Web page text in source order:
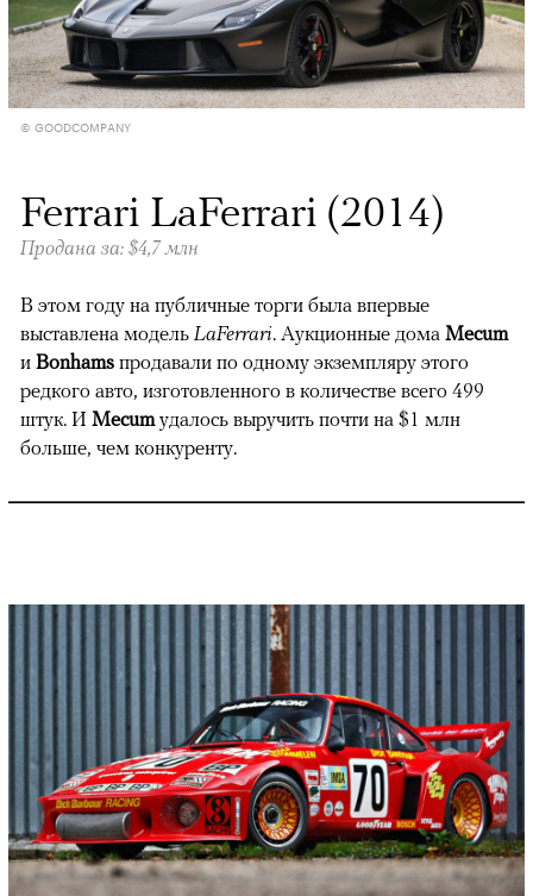
© GOODCOMPANY
Ferrari LaFerrari (2014)
Продана за: $4,7 млн
В этом году на публичные торги была впервые
выставлена модель LaFerrari. Аукционные дома Mecum
и Bonhams продавали по одному экземпляру этого
редкого авто, изготовленного в количестве всего 499
штук. И Mecum удалось выручить почти на $1 млн
больше, чем конкуренту.